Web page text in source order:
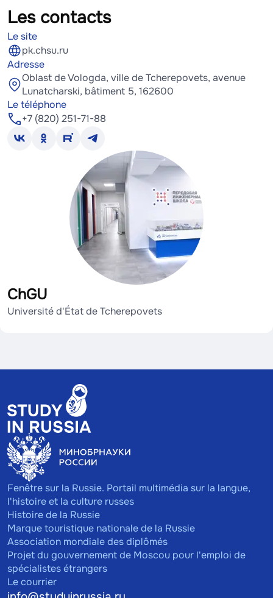
Les contacts
Le site
pk.chsu.ru
Adresse
Oblast de Vologda, ville de Tcherepovets, avenue
Lunatcharski, bâtiment 5, 162600
Le téléphone
+7 (820) 251-71-88
ChGU
Université d'État de Tcherepovets
Fenêtre sur la Russie. Portail multimédia sur la langue,
l'histoire et la culture russes
Histoire de la Russie
Marque touristique nationale de la Russie
Association mondiale des diplômés
Projet du gouvernement de Moscou pour l'emploi de
spécialistes étrangers
Le courrier